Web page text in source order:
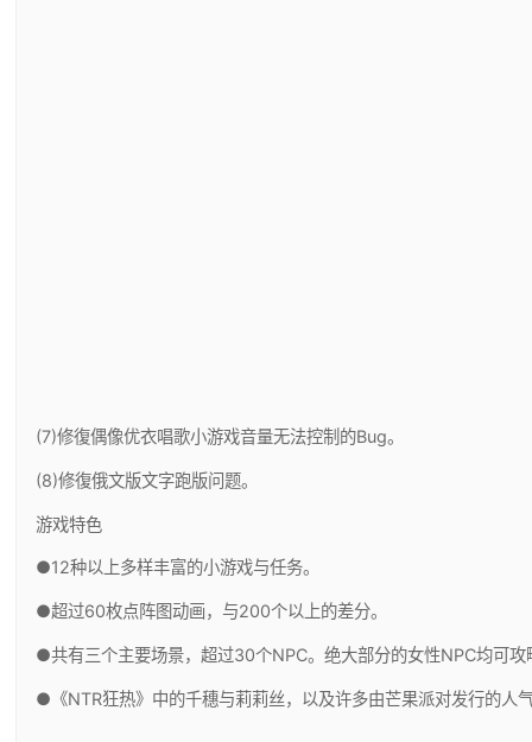
(7)修復偶像优衣唱歌小游戏音量无法控制的Bug。
(8)修復俄文版文字跑版问题。
游戏特色
●12种以上多样丰富的小游戏与任务。
●超过60枚点阵图动画，与200个以上的差分。
●共有三个主要场景，超过30个NPC。绝大部分的女性NPC均可攻
●《NTR狂热》中的千穗与莉莉丝，以及许多由芒果派对发行的人